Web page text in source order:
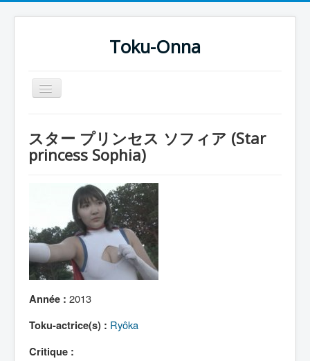
Toku-Onna
Basculer
la
Toku-Actrices
COSAA
Dessins
スター プリンセス ソフィア (Star
princess Sophia)
Année : 2013
Toku-actrice(s) : Ryôka
Critique :